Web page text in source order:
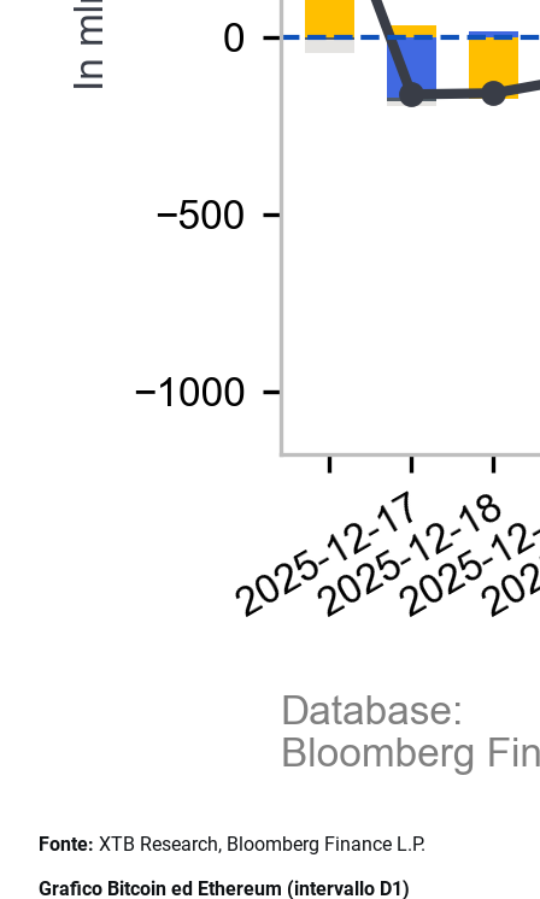
Fonte: XTB Research, Bloomberg Finance L.P.
Grafico Bitcoin ed Ethereum (intervallo D1)